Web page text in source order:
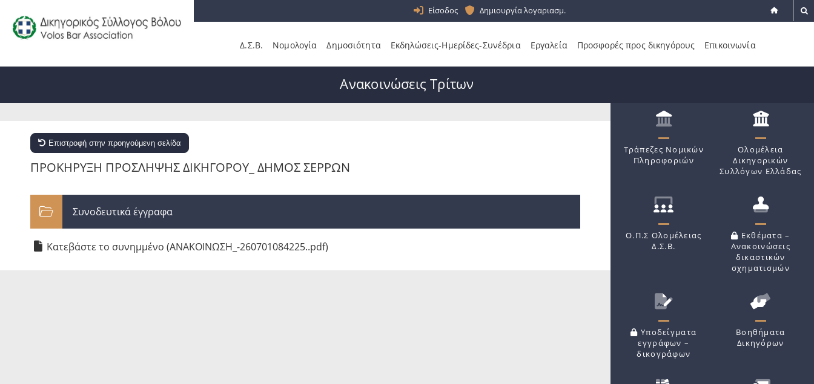
Δ.Σ.Β. Νομολογία Δημοσιότητα Εκδηλώσεις-Ημερίδες-Συνέδρια Εργαλεία Προσφορές προς δικηγόρους Επικοινωνία
Είσοδος Δημιουργία λογαριασμ.
Ανακοινώσεις Τρίτων
Επιστροφή στην προηγούμενη σελίδα
ΠΡΟΚΗΡΥΞΗ ΠΡΟΣΛΗΨΗΣ ΔΙΚΗΓΟΡΟΥ_ ΔΗΜΟΣ ΣΕΡΡΩΝ
Συνοδευτικά έγγραφα
Κατεβάστε το συνημμένο (ΑΝΑΚΟΙΝΩΣΗ_-260701084225..pdf)
Τράπεζες Νομικών
Πληροφοριών
Ολομέλεια
Δικηγορικών
Συλλόγων Ελλάδας
Ο.Π.Σ Ολομέλειας
Δ.Σ.Β.
Εκθέματα –
Ανακοινώσεις
δικαστικών
σχηματισμών
Υποδείγματα
εγγράφων –
δικογράφων
Βοηθήματα
Δικηγόρων